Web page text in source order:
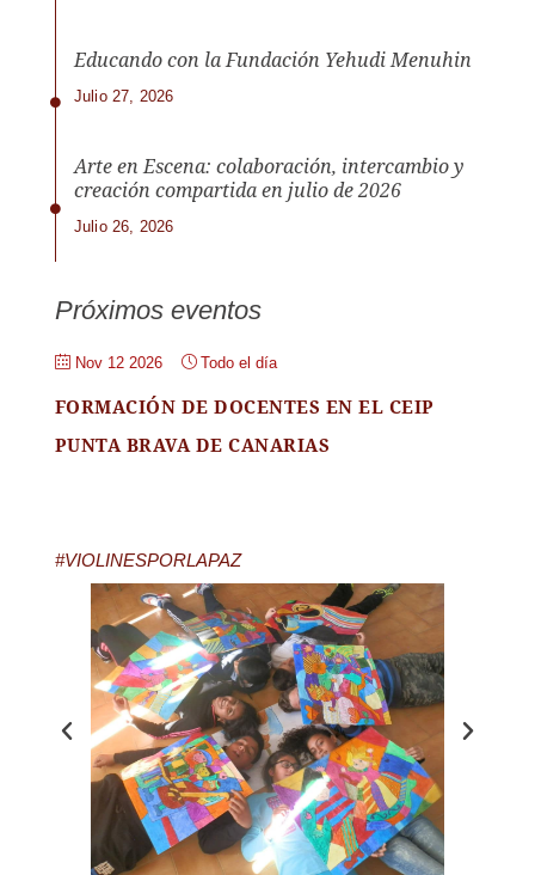
Educando con la Fundación Yehudi Menuhin
Julio 27, 2026
Arte en Escena: colaboración, intercambio y
creación compartida en julio de 2026
Julio 26, 2026
Próximos eventos
Nov 12 2026 Todo el día
FORMACIÓN DE DOCENTES EN EL CEIP
PUNTA BRAVA DE CANARIAS
#VIOLINESPORLAPAZ